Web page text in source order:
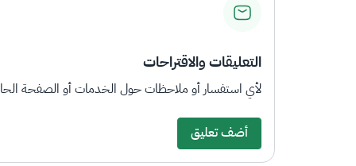
التعليقات والاقتراحات
لأي استفسار أو ملاحظات حول الخدمات أو الصفحة
أضف تعليق